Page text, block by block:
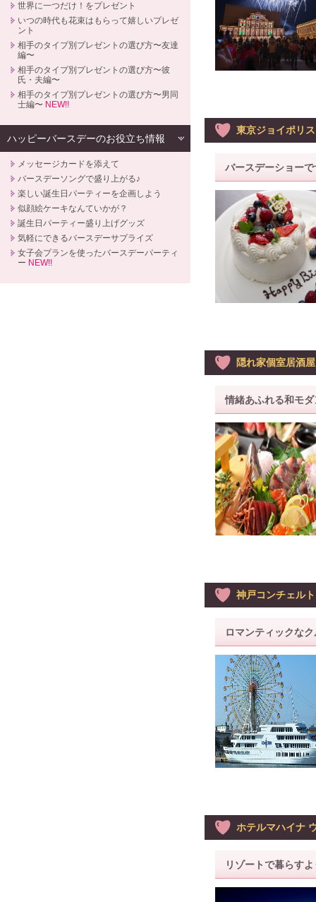
東京ジョイポリス
バースデーショー
隠れ家個室居酒
情緒あふれる和モ
神戸コンチェルト
ロマンティックな
ホテルマハイナ
リゾートで暮らす
世界に一つだけ！をプレゼント
いつの時代も花束はもらって嬉しいプレゼ
ント
相手のタイプ別プレゼントの選び方〜友達
編〜
相手のタイプ別プレゼントの選び方〜彼
氏・夫編〜
相手のタイプ別プレゼントの選び方〜男同
士編〜 NEW!!
ハッピーバースデーのお役立ち情報
メッセージカードを添えて
バースデーソングで盛り上がる♪
楽しい誕生日パーティーを企画しよう
似顔絵ケーキなんていかが？
誕生日パーティー盛り上げグッズ
気軽にできるバースデーサプライズ
女子会プランを使ったバースデーパーティ
ー NEW!!